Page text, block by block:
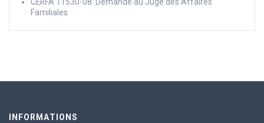
Familiales
INFORMATIONS